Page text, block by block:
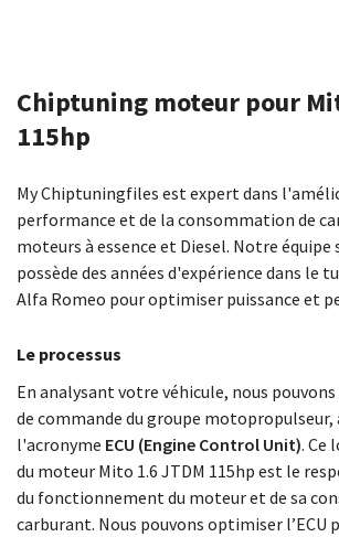
Chiptuning moteur pour
115hp
My Chiptuningfiles est expert dans
performance et de la consommation de
moteurs à essence et Diesel. Notre équipe
possède des années d'expérience dans le
Alfa Romeo pour optimiser puissance et
Le processus
En analysant votre véhicule, nous
de commande du groupe motopropulseur,
l'acronyme ECU (Engine Control Unit). Ce
du moteur Mito 1.6 JTDM 115hp est le
du fonctionnement du moteur et de sa
carburant. Nous pouvons optimiser l’ECU